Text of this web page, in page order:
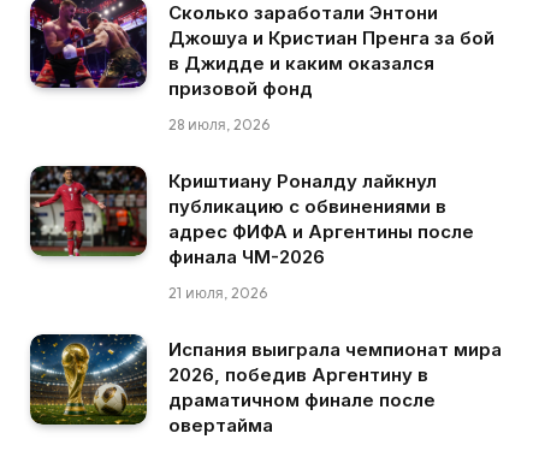
Сколько заработали Энтони
Джошуа и Кристиан Пренга за бой
в Джидде и каким оказался
призовой фонд
28 июля, 2026
Криштиану Роналду лайкнул
публикацию с обвинениями в
адрес ФИФА и Аргентины после
финала ЧМ-2026
21 июля, 2026
Испания выиграла чемпионат мира
2026, победив Аргентину в
драматичном финале после
овертайма